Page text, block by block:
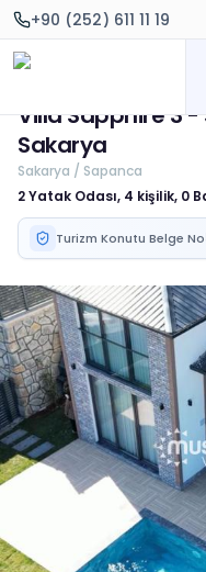
+90 (252) 611 11 19
Villa Sapphire 3
Sakarya
Sakarya / Sapanca
2 Yatak Odası, 4 kişilik, 0
Turizm Konutu Belge No